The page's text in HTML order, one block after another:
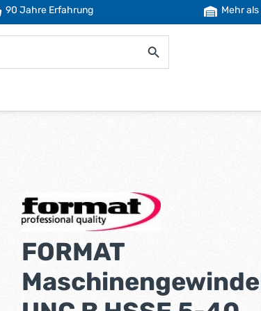
90 Jahre Erfahrung Mehr als
FORMAT